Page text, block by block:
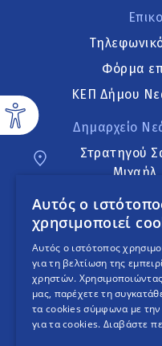
Φόρμα
ΚΕΠ Δήμου
Δημαρχείο
Στρατηγού
An
Αυτός ο
χρησιμοποιεί
Αυτός ο ιστότοπος
για τη βελτίωση της
χρηστών.
μας, παρέχετε τη
τα cookies σύμφωνα με την
για τα cookies. Διαβάστε